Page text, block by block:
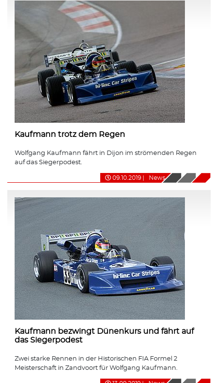
Kaufmann trotz dem Regen
Wolfgang Kaufmann fährt in Dijon im strömenden Regen
auf das Siegerpodest.
09.10.2019 News
Kaufmann bezwingt Dünenkurs und fährt auf
das Siegerpodest
Zwei starke Rennen in der Historischen FIA Formel 2
Meisterschaft in Zandvoort für Wolfgang Kaufmann.